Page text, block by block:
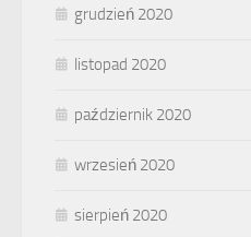
grudzień 2020
listopad 2020
październik 2020
wrzesień 2020
sierpień 2020